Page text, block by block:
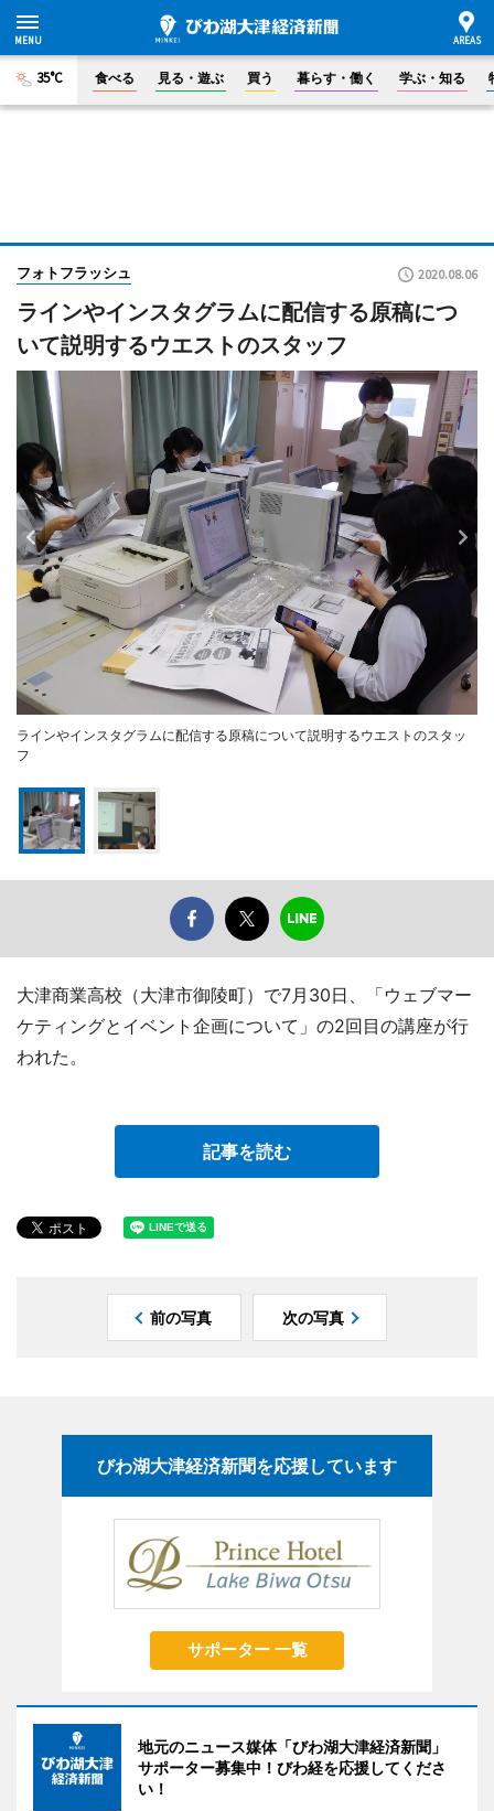
35°C 食べる 見る・遊ぶ 買う 暮らす・働く 学ぶ・知る
フォトフラッシュ 2020.08.06
ラインやインスタグラムに配信する原稿につ
いて説明するウエストのスタッフ
ラインやインスタグラムに配信する原稿について説明するウエストのスタッ
フ
大津商業高校（大津市御陵町）で7月30日、「ウェブマー
ケティングとイベント企画について」の2回目の講座が行
われた。
記事を読む
前の写真 次の写真
びわ湖大津経済新聞を応援しています
サポーター 一覧
地元のニュース媒体「びわ湖大津経済新聞」
サポーター募集中！びわ経を応援してくださ
い！